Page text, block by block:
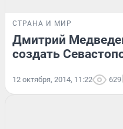
СТРАНА И МИР
Дмитрий
создать
12 октября, 2014, 11:22 629